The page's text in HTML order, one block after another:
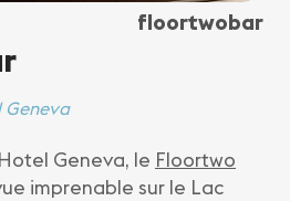
floortwobar
Geneva, le Floortwo
imprenable sur le Lac